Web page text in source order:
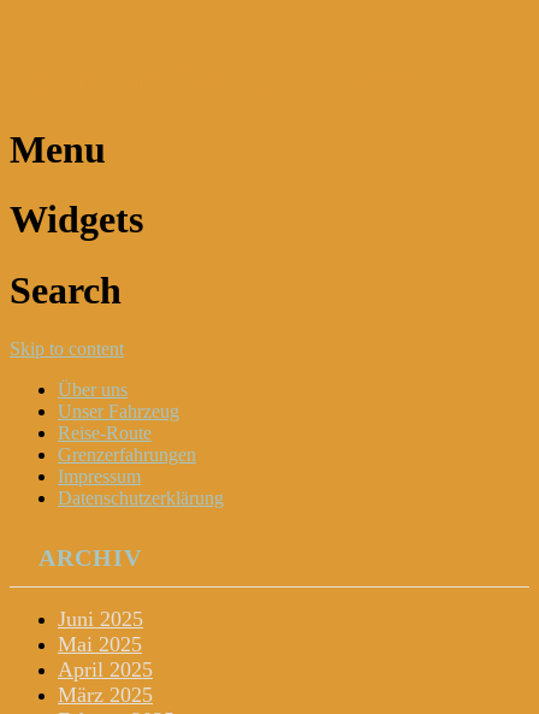
Menu
Widgets
Search
Skip to content
Über uns
Unser Fahrzeug
Reise-Route
Grenzerfahrungen
Impressum
Datenschutzerklärung
ARCHIV
Juni 2025
Mai 2025
April 2025
März 2025